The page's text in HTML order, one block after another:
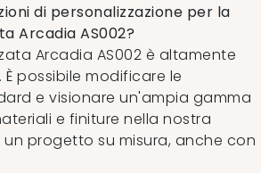
di personalizzazione per la
Arcadia AS002?
Arcadia AS002 è altamente
possibile modificare le
e visionare un'ampia gamma
e finiture nella nostra
progetto su misura, anche con